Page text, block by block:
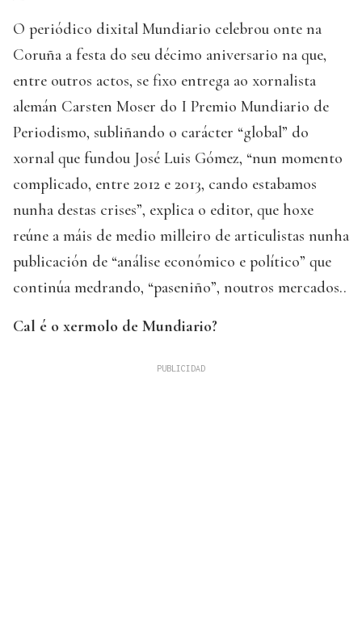
O periódico dixital Mundiario celebrou onte na
Coruña a festa do seu décimo aniversario na que,
entre outros actos, se fixo entrega ao xornalista
alemán Carsten Moser do I Premio Mundiario de
Periodismo, subliñando o carácter “global” do
xornal que fundou José Luis Gómez, “nun momento
complicado, entre 2012 e 2013, cando estabamos
nunha destas crises”, explica o editor, que hoxe
reúne a máis de medio milleiro de articulistas nunha
publicación de “análise económico e político” que
continúa medrando, “paseniño”, noutros mercados..
Cal é o xermolo de Mundiario?